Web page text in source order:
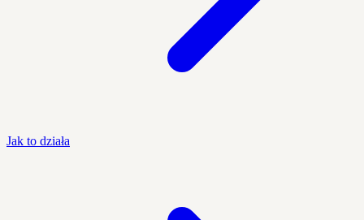
Jak to działa